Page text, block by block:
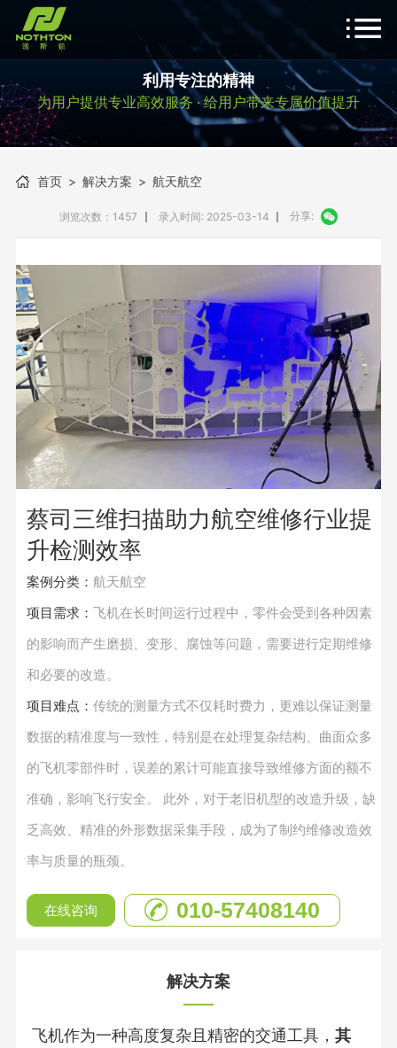
利用专注的精神
为用户提供专业高效服务 · 给用户带来专属价值提升
首页 > 解决方案 > 航天航空
浏览次数：1457 录入时间: 2025-03-14 分享:
蔡司三维扫描助力航空维修行业提
升检测效率
案例分类： 航天航空
项目需求：飞机在长时间运行过程中，零件会受到各种因素
的影响而产生磨损、变形、腐蚀等问题，需要进行定期维修
和必要的改造。
项目难点：传统的测量方式不仅耗时费力，更难以保证测量
数据的精准度与一致性，特别是在处理复杂结构、曲面众多
的飞机零部件时，误差的累计可能直接导致维修方面的额不
准确，影响飞行安全。 此外，对于老旧机型的改造升级，缺
乏高效、精准的外形数据采集手段，成为了制约维修改造效
率与质量的瓶颈。
在线咨询 010-57408140
解决方案
飞机作为一种高度复杂且精密的交通工具，其